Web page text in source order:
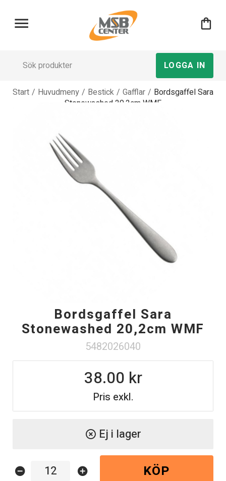
menu shopping_bag
LOGGA IN
Start / Huvudmeny / Bestick / Gafflar / Bordsgaffel Sara
Stonewashed 20,2cm WMF
Bordsgaffel Sara
Stonewashed 20,2cm WMF
5482026040
Pris exkl.
38.00
highlight_off Ej i lager
remove_circle add_circle KÖP